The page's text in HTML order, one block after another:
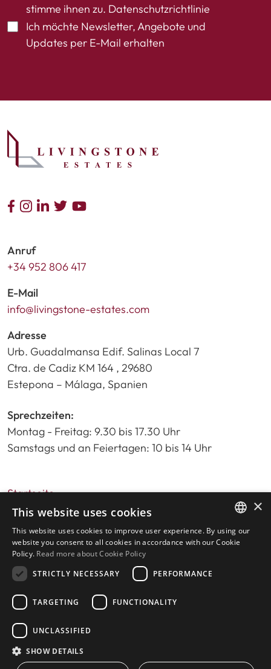
stimme ihnen zu. Datenschutzrichtlinie
Ich möchte Newsletter, Angebote und
Updates per E-Mail erhalten
Anruf
+34 952 806 417
E-Mail
info@livingstone-estates.com
Adresse
Urb. Guadalmansa Edif. Salinas Local 7
Ctra. de Cadiz KM 164 , 29680
Estepona – Málaga, Spanien
Sprechzeiten:
Montag - Freitag: 9.30 bis 17.30 Uhr
Samstags und an Feiertagen: 10 bis 14 Uhr
Startseite
Immobiliensuche
Bitte bewerten Sie uns
Datenschutzrichtlinie
Cookies-Richtlinie
© 2026
Gebaut von
ENGLISH
×
This website uses cookies
This website uses cookies to improve user experience. By using our
website you consent to all cookies in accordance with our Cookie
Policy. Read more about Cookie Policy
STRICTLY NECESSARY
PERFORMANCE
TARGETING FUNCTIONALITY
UNCLASSIFIED
SHOW DETAILS